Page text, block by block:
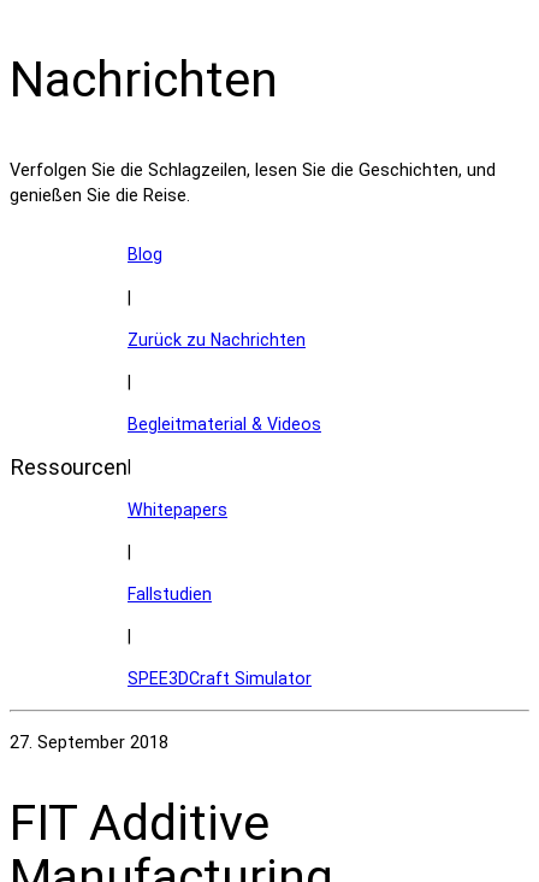
Nachrichten
Verfolgen Sie die Schlagzeilen, lesen Sie die Geschichten, und
genießen Sie die Reise.
Ressourcen
Blog
|
Zurück zu Nachrichten
Begleitmaterial & Videos
Whitepapers
Fallstudien
SPEE3DCraft Simulator
27. September 2018
FIT Additive